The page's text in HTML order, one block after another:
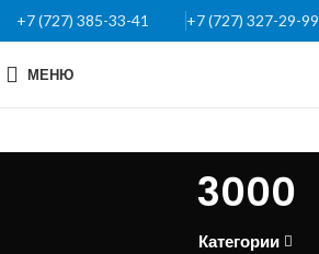
+7 (727) 385-33-41 +7 (727) 327-29-99
МЕНЮ
3000
Категории